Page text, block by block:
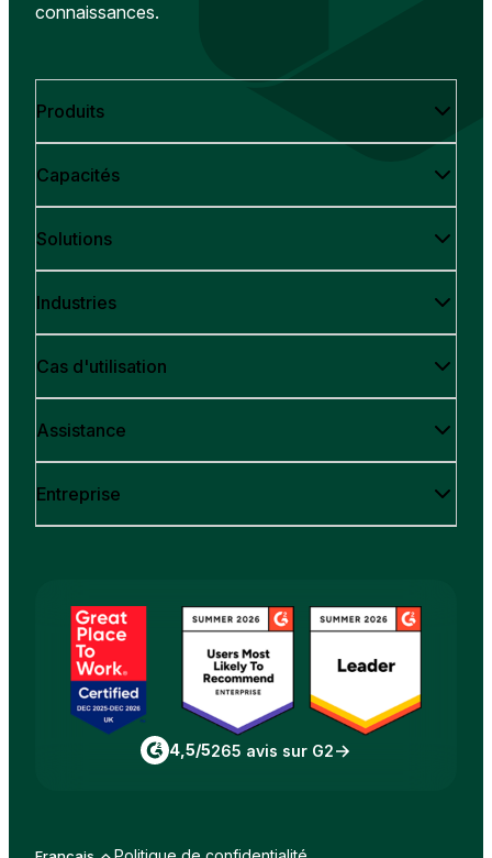
connaissances.
Produits
Capacités
Solutions
Industries
Cas d'utilisation
Assistance
Entreprise
4,5/5265 avis sur G2